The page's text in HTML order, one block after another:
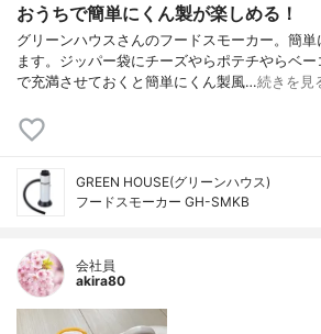
おうちで簡単にくん製が楽しめる！
グリーンハウスさんのフードスモーカー。簡単
ます。ジッパー袋にチーズやらポテチやらベ
で充満させておくと簡単にくん製風…続きを見
GREEN HOUSE(グリーンハウス)
フードスモーカー GH-SMKB
会社員
akira80